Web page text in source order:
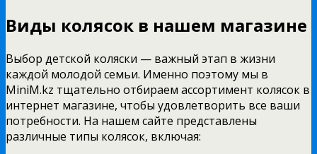
Виды колясок в нашем магазине
Выбор детской коляски — важный этап в жизни
каждой молодой семьи. Именно поэтому мы в
MiniM.kz тщательно отбираем ассортимент колясок в
интернет магазине, чтобы удовлетворить все ваши
потребности. На нашем сайте представлены
различные типы колясок, включая: